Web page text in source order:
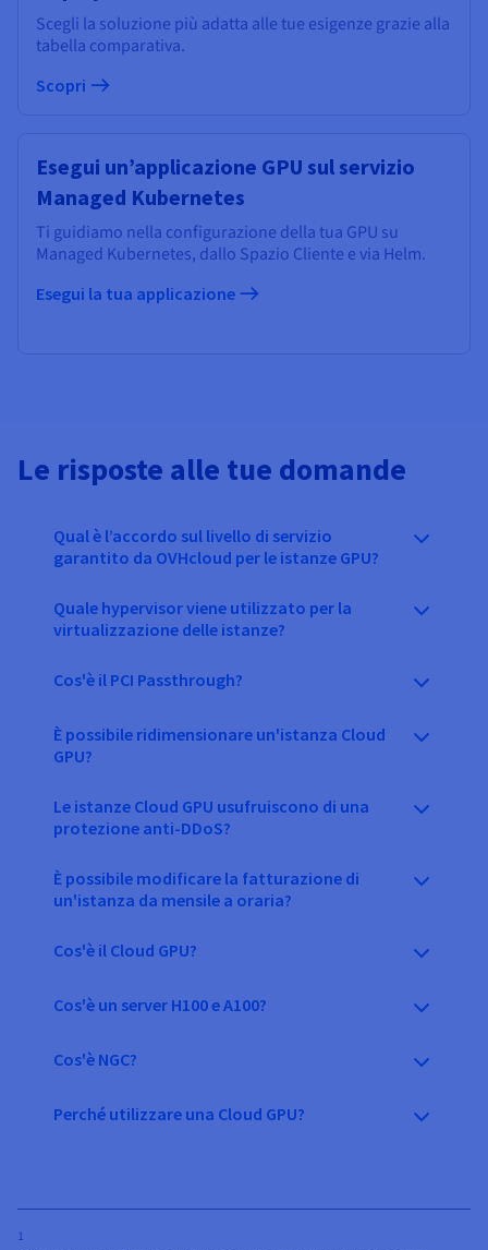
Scegli la soluzione più adatta alle tue esigenze grazie alla
tabella comparativa.
Scopri
Esegui un’applicazione GPU sul servizio
Managed Kubernetes
Ti guidiamo nella configurazione della tua GPU su
Managed Kubernetes, dallo Spazio Cliente e via Helm.
Esegui la tua applicazione
Le risposte alle tue domande
Qual è l’accordo sul livello di servizio
garantito da OVHcloud per le istanze GPU?
Quale hypervisor viene utilizzato per la
virtualizzazione delle istanze?
Cos'è il PCI Passthrough?
È possibile ridimensionare un'istanza Cloud
GPU?
Le istanze Cloud GPU usufruiscono di una
protezione anti-DDoS?
È possibile modificare la fatturazione di
un'istanza da mensile a oraria?
Cos'è il Cloud GPU?
Cos'è un server H100 e A100?
Cos'è NGC?
Perché utilizzare una Cloud GPU?
1